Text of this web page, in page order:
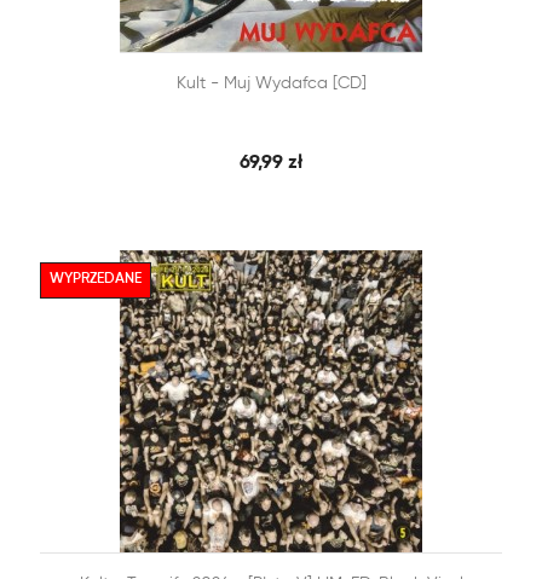
DODAJ DO KOSZYKA
SZYBKI PODGLĄD
Kult - Muj Wydafca [CD]
69,99 zł
WYPRZEDANE